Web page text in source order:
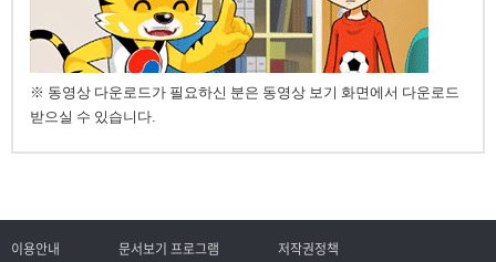
※ 동영상 다운로드가 필요하신 분은 동영상 보기 화면에서 다운로드
받으실 수 있습니다.
이용안내 문서보기 프로그램 저작권정책